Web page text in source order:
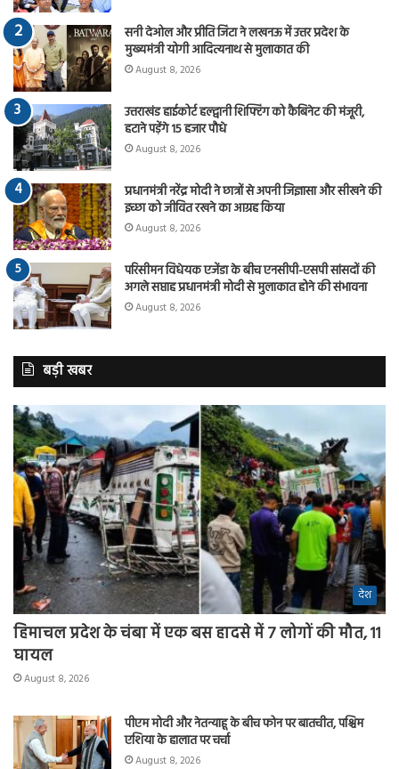
सनी देओल और प्रीति जिंटा ने लखनऊ में उत्तर प्रदेश के
मुख्यमंत्री योगी आदित्यनाथ से मुलाकात की
August 8, 2026
उत्तराखंड हाईकोर्ट हल्द्वानी शिफ्टिंग को कैबिनेट की मंजूरी,
हटाने पड़ेंगे 15 हजार पौधे
August 8, 2026
प्रधानमंत्री नरेंद्र मोदी ने छात्रों से अपनी जिज्ञासा और सीखने की
इच्छा को जीवित रखने का आग्रह किया
August 8, 2026
परिसीमन विधेयक एजेंडा के बीच एनसीपी-एसपी सांसदों की
अगले सप्ताह प्रधानमंत्री मोदी से मुलाकात होने की संभावना
August 8, 2026
बड़ी खबर
देश
हिमाचल प्रदेश के चंबा में एक बस हादसे में 7 लोगों की मौत, 11
घायल
August 8, 2026
पीएम मोदी और नेतन्याहू के बीच फोन पर बातचीत, पश्चिम
एशिया के हालात पर चर्चा
August 8, 2026